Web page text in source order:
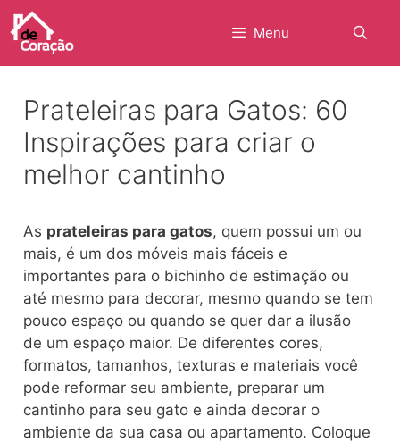
Pular
para
Menu
Prateleiras para Gatos: 60
Inspirações para criar o
melhor cantinho
As prateleiras para gatos, quem possui um ou
mais, é um dos móveis mais fáceis e
importantes para o bichinho de estimação ou
até mesmo para decorar, mesmo quando se tem
pouco espaço ou quando se quer dar a ilusão
de um espaço maior. De diferentes cores,
formatos, tamanhos, texturas e materiais você
pode reformar seu ambiente, preparar um
cantinho para seu gato e ainda decorar o
ambiente da sua casa ou apartamento. Coloque